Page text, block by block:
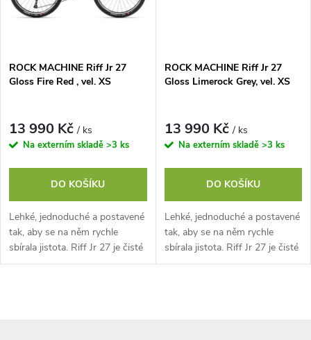
ROCK MACHINE Riff Jr 27
Gloss Fire Red , vel. XS
13 990 Kč/ ks
Na externím skladě >3 ks
DO KOŠÍKU
Lehké, jednoduché a postavené
tak, aby se na něm rychle
sbírala jistota. Riff Jr 27 je čisté
juniorské kolo s lehkým
ROCK MACHINE Riff Jr 27
Gloss Limerock Grey, vel. XS
13 990 Kč/ ks
Na externím skladě >3 ks
DO KOŠÍKU
Lehké, jednoduché a postavené
tak, aby se na něm rychle
sbírala jistota. Riff Jr 27 je čisté
juniorské kolo s lehkým